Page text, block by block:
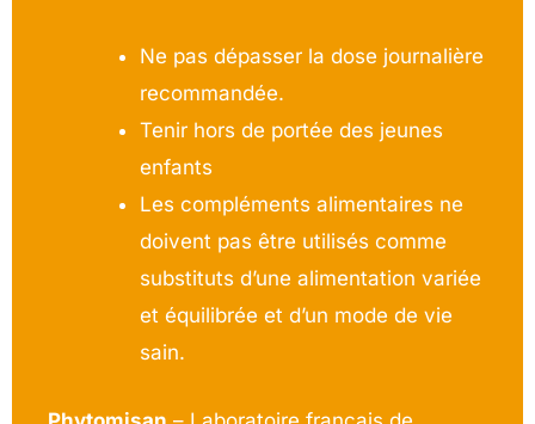
Ne pas dépasser la dose journalière
recommandée.
Tenir hors de portée des jeunes
enfants
Les compléments alimentaires ne
doivent pas être utilisés comme
substituts d’une alimentation variée
et équilibrée et d’un mode de vie
sain.